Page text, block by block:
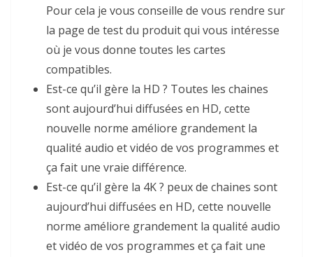
Pour cela je vous conseille de vous rendre sur
la page de test du produit qui vous intéresse
où je vous donne toutes les cartes
compatibles.
Est-ce qu’il gère la HD ? Toutes les chaines
sont aujourd’hui diffusées en HD, cette
nouvelle norme améliore grandement la
qualité audio et vidéo de vos programmes et
ça fait une vraie différence.
Est-ce qu’il gère la 4K ? peux de chaines sont
aujourd’hui diffusées en HD, cette nouvelle
norme améliore grandement la qualité audio
et vidéo de vos programmes et ça fait une